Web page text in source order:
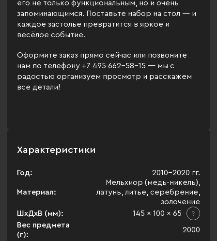
его не только функциональным, но и очень
запоминающимся. Поставьте набор на стол — и
каждое застолье превратится в яркое и
весёлое событие.
Оформите заказ прямо сейчас или позвоните
нам по телефону +7 495 662-58-15 — мы с
радостью организуем просмотр и расскажем
все детали!
Характеристики
Год: 2010-2020 гг.
Материал:
Мельхиор (медь-никель),
латунь, литье, серебрение,
золочение
ШхДхВ (мм):
145 x 100 x 65
Вес предмета
(г):
2000